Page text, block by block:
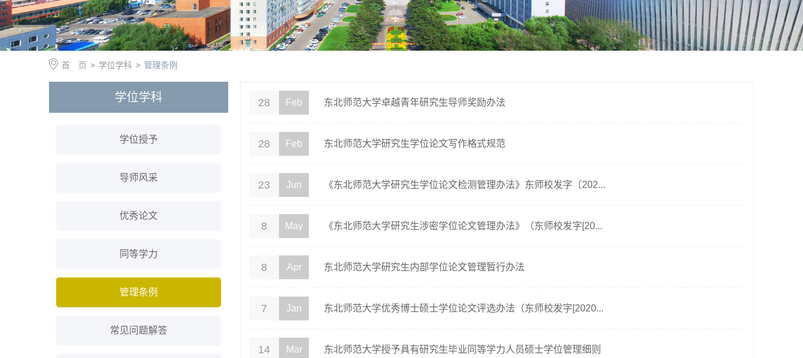
首 页 > 学位学科 > 管理条例
学位学科
学位授予
导师风采
优秀论文
同等学力
管理条例
常见问题解答
28 Feb 东北师范大学卓越青年研究生导师奖励办法
28 Feb 东北师范大学研究生学位论文写作格式规范
23 Jun 《东北师范大学研究生学位论文检测管理办法》东师校发字〔202...
8 May 《东北师范大学研究生涉密学位论文管理办法》（东师校发字[20...
8 Apr 东北师范大学研究生内部学位论文管理暂行办法
7 Jan 东北师范大学优秀博士硕士学位论文评选办法（东师校发字[2020...
14 Mar 东北师范大学授予具有研究生毕业同等学力人员硕士学位管理细则